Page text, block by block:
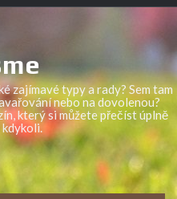
zajímavé typy a rady? Sem tam
nebo na dovolenou?
který si můžete přečíst úplně